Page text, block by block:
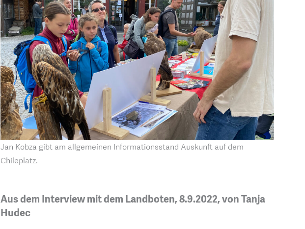
Jan Kobza gibt am allgemeinen Informationsstand Auskunft auf dem
Chileplatz.
Aus dem Interview mit dem Landboten, 8.9.2022, von Tanja
Hudec